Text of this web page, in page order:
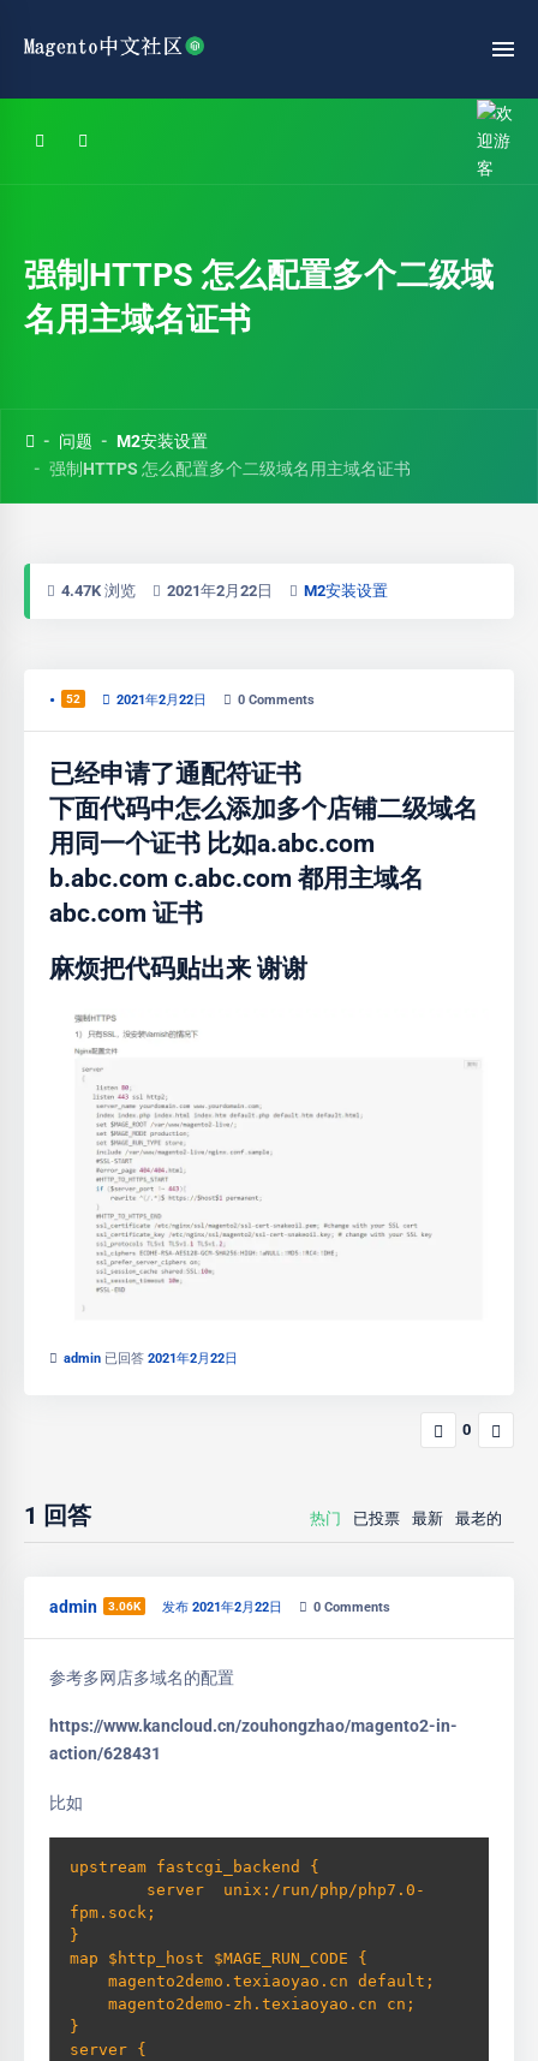
强制HTTPS 怎么配置多个二级域
名用主域名证书
问题
M2安装设置
强制HTTPS 怎么配置多个二级域名用主域名证书
4.47K 浏览 2021年2月22日 M2安装设置
• 52 2021年2月22日 0 Comments
已经申请了通配符证书
下面代码中怎么添加多个店铺二级域名
用同一个证书 比如a.abc.com
b.abc.com c.abc.com 都用主域名
abc.com 证书
麻烦把代码贴出来 谢谢
admin 已回答 2021年2月22日
0
1 回答 热门 已投票 最新 最老的
admin 3.06K 发布 2021年2月22日 0 Comments
参考多网店多域名的配置
https://www.kancloud.cn/zouhongzhao/magento2-in-
action/628431
比如
upstream fastcgi_backend {
fpm.sock;
}
map $http_host $MAGE_RUN_CODE {
}
server {